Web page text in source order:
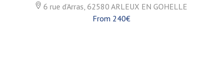
6 rue d’Arras, 62580 ARLEUX EN GOHELLE
From 240€